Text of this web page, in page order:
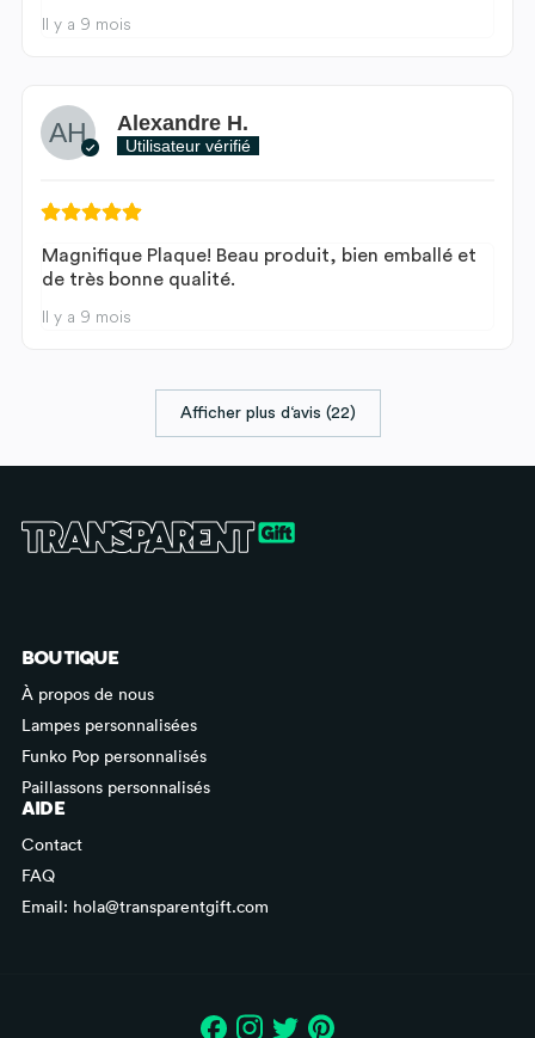
Il y a 9 mois
Alexandre H.
Utilisateur vérifié
Magnifique Plaque! Beau produit, bien emballé et
de très bonne qualité.
Il y a 9 mois
Afficher plus d‘avis (22)
BOUTIQUE
À propos de nous
Lampes personnalisées
Funko Pop personnalisés
Paillassons personnalisés
AIDE
Contact
FAQ
Email: hola@transparentgift.com